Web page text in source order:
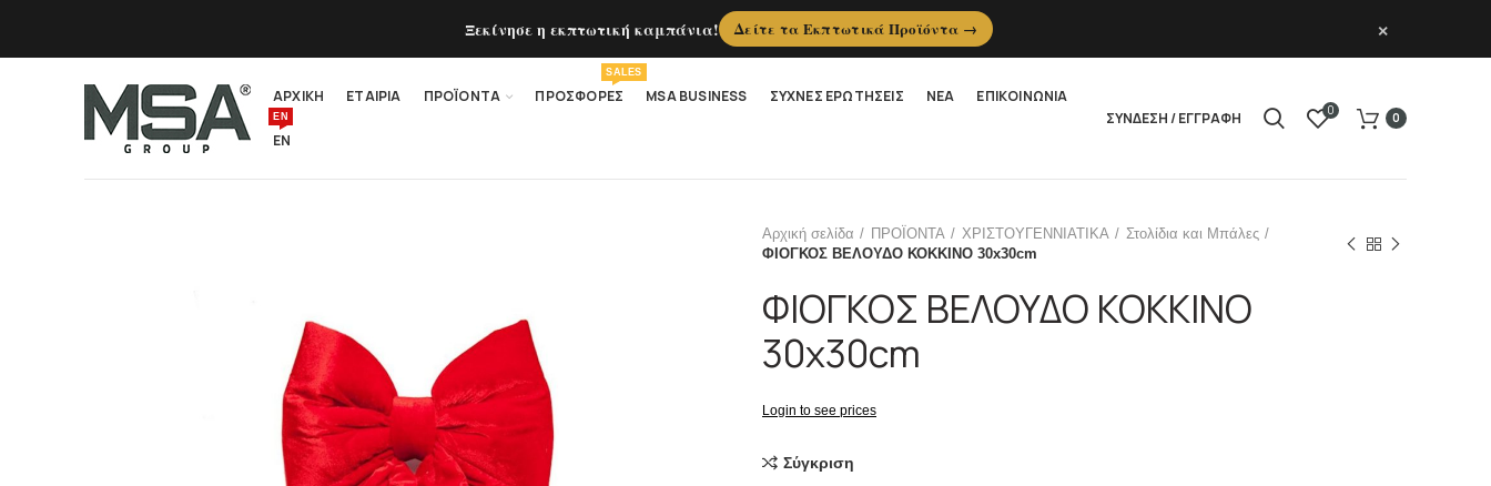
ΑΡΧΙΚΗ ΕΤΑΙΡΙΑ ΠΡΟΪΟΝΤΑ ΠΡΟΣΦΟΡΕΣ
SALES
MSA BUSINESS ΣΥΧΝΕΣ ΕΡΩΤΗΣΕΙΣ ΝΕΑ ΕΠΙΚΟΙΝΩΝΙΑ
EN
EN ΣΥΝΔΕΣΗ / ΕΓΓΡΑΦΗ 0
0
Αρχική σελίδα ΠΡΟΪΟΝΤΑ ΧΡΙΣΤΟΥΓΕΝΝΙΑΤΙΚΑ
Στολίδια και Μπάλες
ΦΙΟΓΚΟΣ ΒΕΛΟΥΔΟ ΚΟΚΚΙΝΟ 30x30cm
ΦΙΟΓΚΟΣ ΒΕΛΟΥΔΟ ΚΟΚΚΙΝΟ
30x30cm
Login to see prices
Σύγκριση
Ξεκίνησε η εκπτωτική καμπάνια! Δείτε τα Εκπτωτικά Προϊόντα → ×